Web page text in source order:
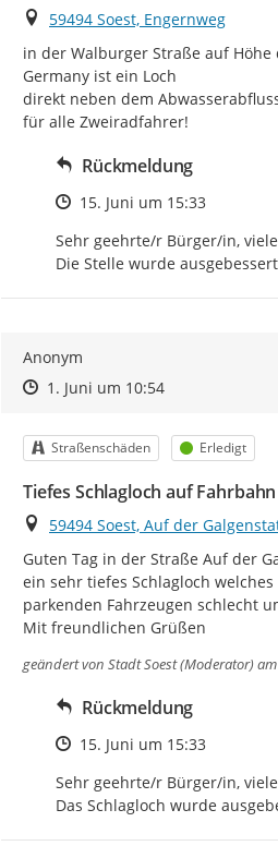
Ort
59494 Soest, Engernweg
in der Walburger Straße auf Höhe
Germany ist ein Loch
direkt neben dem
für alle Zweiradfahrer!
Rückmeldung
Zeitpunkt des Erstellens
15. Juni um 15:33
Sehr geehrte/r Bürger/in,
Die Stelle wurde
Anonym
Zeitpunkt des Erstellens
Zeitpunkt des Erstellens
1. Juni um 10:54Zur Äußerung
Kategorie
Straßenschäden Status
Erledigt
Tiefes Schlagloch auf Fahrbahn
Ort
59494 Soest, Auf der
Guten Tag in der Straße Auf der
ein sehr tiefes Schlagloch
parkenden Fahrzeugen schlecht
Mit freundlichen Grüßen
geändert von Stadt Soest (Moderator)
Rückmeldung
Zeitpunkt des Erstellens
15. Juni um 15:33
Sehr geehrte/r Bürger/in,
Das Schlagloch wurde